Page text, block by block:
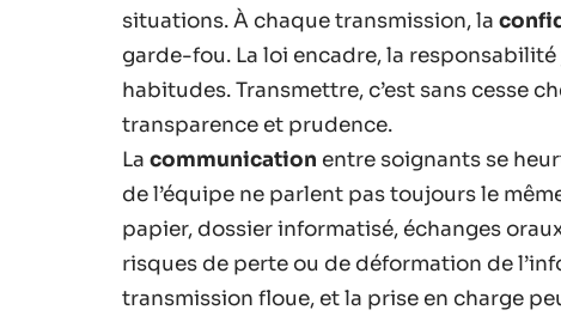
situations. À chaque transmission, la
garde-fou. La loi encadre, la
habitudes. Transmettre, c’est sans cesse
transparence et prudence.
La communication entre soignants se
de l’équipe ne parlent pas toujours le
papier, dossier informatisé, échanges
risques de perte ou de déformation de
transmission floue, et la prise en charge